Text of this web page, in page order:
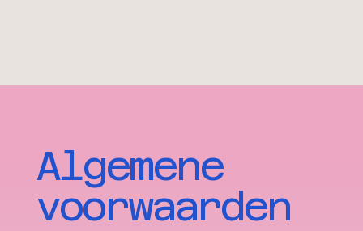
Algemene
voorwaarden